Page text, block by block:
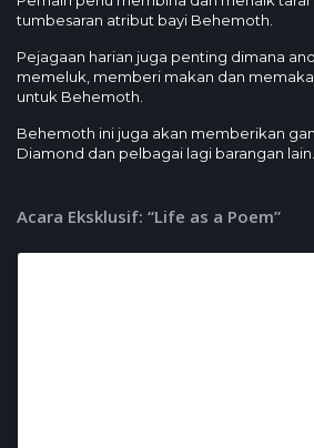
tumbesaran atribut bayi Behemoth.
Pejagaan harian juga penting dimana
memeluk, memberi makan dan
untuk Behemoth.
Behemoth ini juga akan memberikan
Diamond dan pelbagai lagi barangan lain.
Acara Eksklusif: “Life as a Poem”